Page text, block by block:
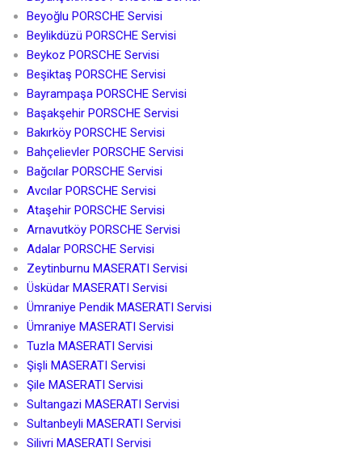
Beyoğlu PORSCHE Servisi
Beylikdüzü PORSCHE Servisi
Beykoz PORSCHE Servisi
Beşiktaş PORSCHE Servisi
Bayrampaşa PORSCHE Servisi
Başakşehir PORSCHE Servisi
Bakırköy PORSCHE Servisi
Bahçelievler PORSCHE Servisi
Bağcılar PORSCHE Servisi
Avcılar PORSCHE Servisi
Ataşehir PORSCHE Servisi
Arnavutköy PORSCHE Servisi
Adalar PORSCHE Servisi
Zeytinburnu MASERATI Servisi
Üsküdar MASERATI Servisi
Ümraniye Pendik MASERATI Servisi
Ümraniye MASERATI Servisi
Tuzla MASERATI Servisi
Şişli MASERATI Servisi
Şile MASERATI Servisi
Sultangazi MASERATI Servisi
Sultanbeyli MASERATI Servisi
Silivri MASERATI Servisi